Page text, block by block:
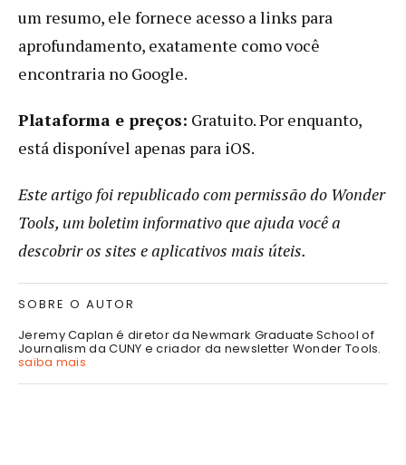
um resumo, ele fornece acesso a links para
aprofundamento, exatamente como você
encontraria no Google.
Plataforma e preços: Gratuito. Por enquanto,
está disponível apenas para iOS.
Este artigo foi republicado com permissão do Wonder
Tools, um boletim informativo que ajuda você a
descobrir os sites e aplicativos mais úteis.
SOBRE O AUTOR
Jeremy Caplan é diretor da Newmark Graduate School of
Journalism da CUNY e criador da newsletter Wonder Tools.
saiba mais